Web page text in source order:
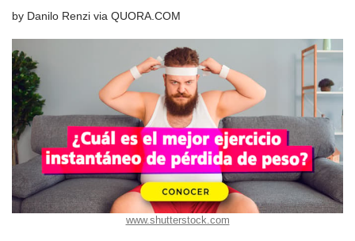
by Danilo Renzi via QUORA.COM
www.shutterstock.com